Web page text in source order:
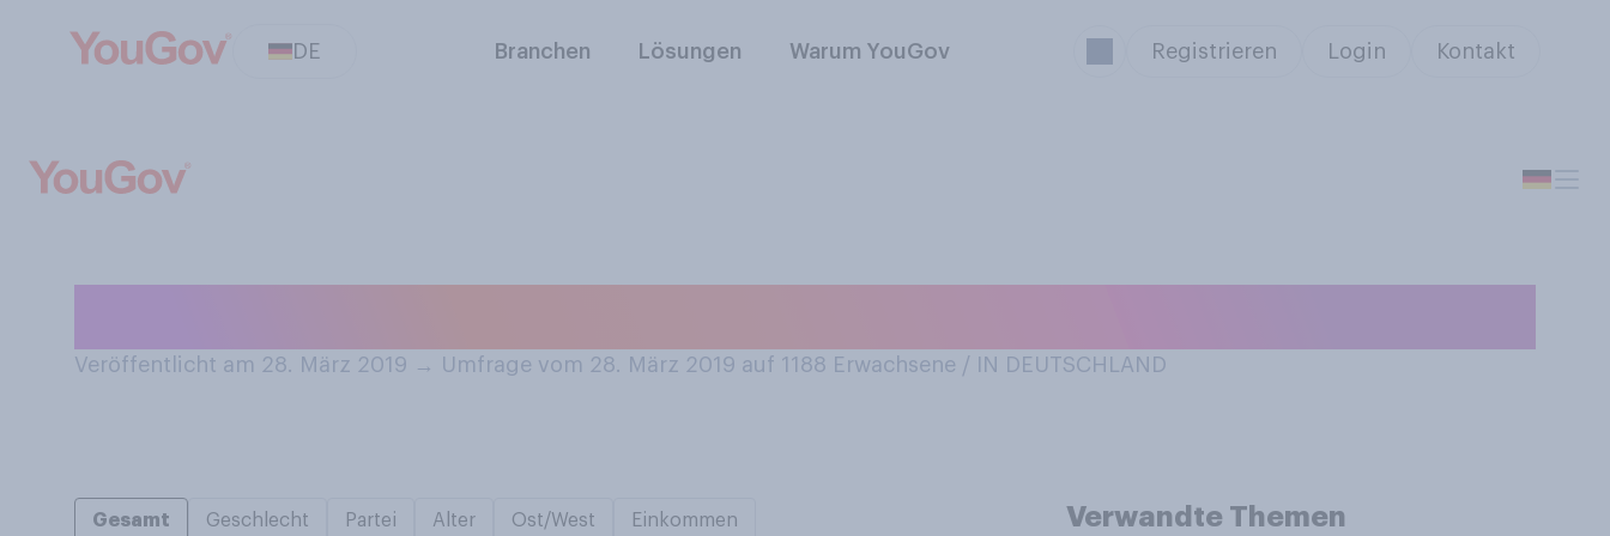
DE Branchen Lösungen Warum YouGov Registrieren Login Kontakt
Veröffentlicht am 28. März 2019 → Umfrage vom 28. März 2019 auf 1188 Erwachsene / IN DEUTSCHLAND
Gesamt Geschlecht Partei Alter Ost/West Einkommen Verwandte Themen